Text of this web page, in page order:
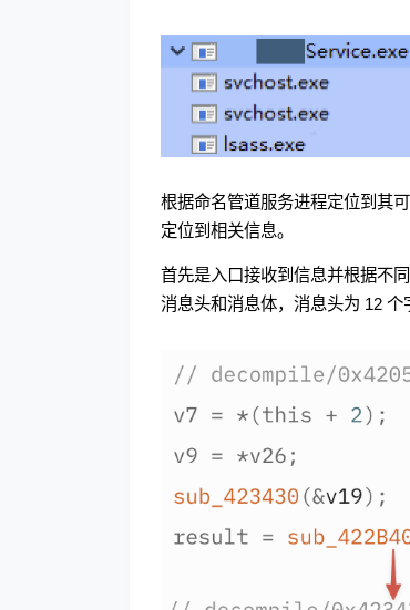
根据命名管道服务进程定位到其
定位到相关信息。
首先是入口接收到信息并根据不
消息头和消息体，消息头为 12 个